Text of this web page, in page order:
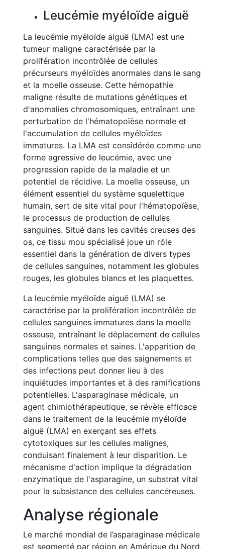
Leucémie myéloïde aiguë
La leucémie myéloïde aiguë (LMA) est une
tumeur maligne caractérisée par la
prolifération incontrôlée de cellules
précurseurs myéloïdes anormales dans le sang
et la moelle osseuse. Cette hémopathie
maligne résulte de mutations génétiques et
d'anomalies chromosomiques, entraînant une
perturbation de l'hématopoïèse normale et
l'accumulation de cellules myéloïdes
immatures. La LMA est considérée comme une
forme agressive de leucémie, avec une
progression rapide de la maladie et un
potentiel de récidive. La moelle osseuse, un
élément essentiel du système squelettique
humain, sert de site vital pour l'hématopoïèse,
le processus de production de cellules
sanguines. Situé dans les cavités creuses des
os, ce tissu mou spécialisé joue un rôle
essentiel dans la génération de divers types
de cellules sanguines, notamment les globules
rouges, les globules blancs et les plaquettes.
La leucémie myéloïde aiguë (LMA) se
caractérise par la prolifération incontrôlée de
cellules sanguines immatures dans la moelle
osseuse, entraînant le déplacement de cellules
sanguines normales et saines. L'apparition de
complications telles que des saignements et
des infections peut donner lieu à des
inquiétudes importantes et à des ramifications
potentielles. L'asparaginase médicale, un
agent chimiothérapeutique, se révèle efficace
dans le traitement de la leucémie myéloïde
aiguë (LMA) en exerçant ses effets
cytotoxiques sur les cellules malignes,
conduisant finalement à leur disparition. Le
mécanisme d'action implique la dégradation
enzymatique de l'asparagine, un substrat vital
pour la subsistance des cellules cancéreuses.
Analyse régionale
Le marché mondial de l’asparaginase médicale
est segmenté par région en Amérique du Nord,